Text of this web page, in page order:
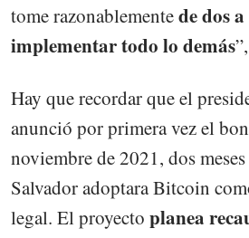
tome razonablementede dos
implementar todo lo demás
Hay que recordar que el
anunció por primera vez el
noviembre de 2021, dos
Salvador adoptara Bitcoin
legal. El proyecto planea